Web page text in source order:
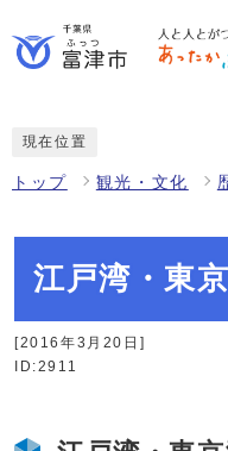
現在位置
トップ 観光・文化
江戸湾・東
[2016年3月20日]
ID:2911